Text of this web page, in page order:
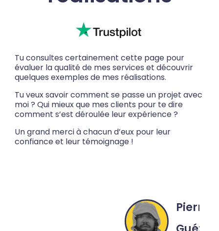
Tu consultes certainement cette page pour
évaluer la qualité de mes services et découvrir
quelques exemples de mes réalisations.
Tu veux savoir comment se passe un projet avec
moi ? Qui mieux que mes clients pour te dire
comment s’est déroulée leur expérience ?
Un grand merci à chacun d’eux pour leur
confiance et leur témoignage !
Pierre